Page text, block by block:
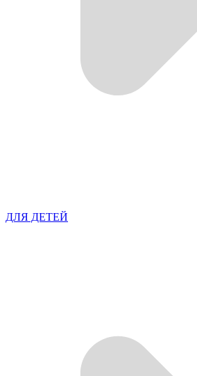
ДЛЯ ДЕТЕЙ